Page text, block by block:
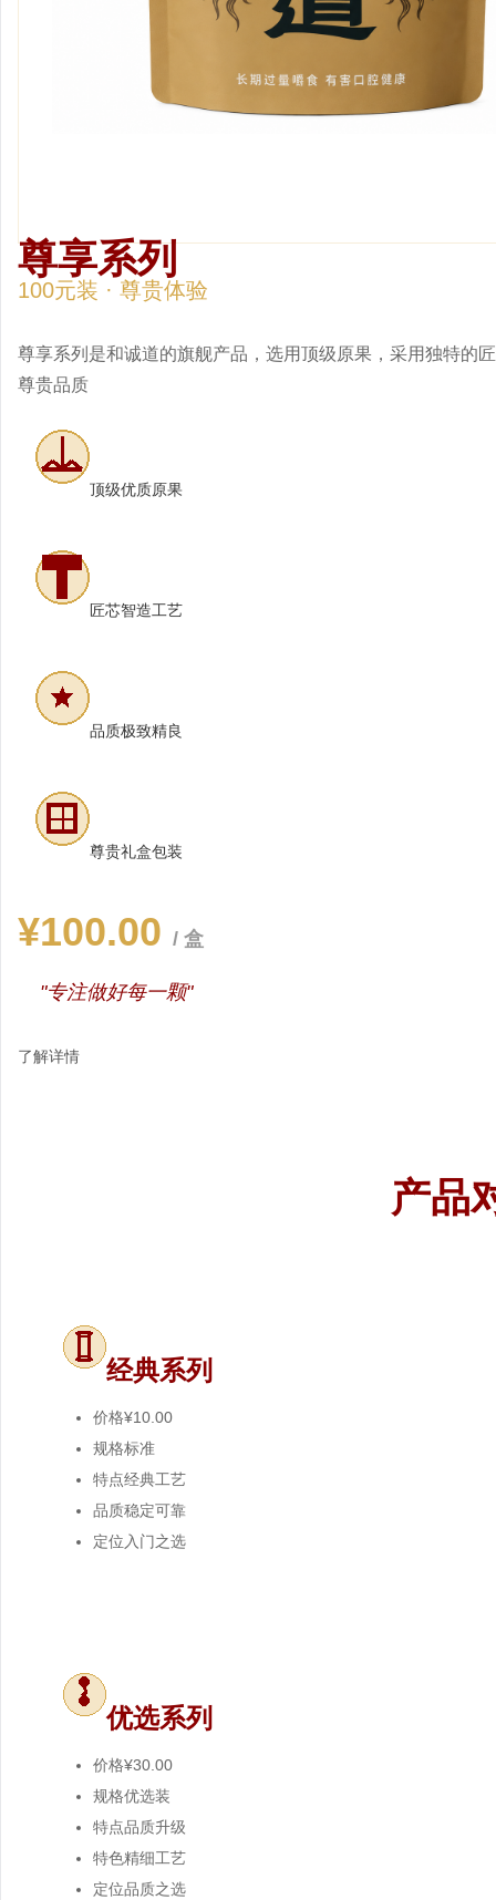
尊享系列
100元装 · 尊贵体验
尊享系列是和诚道的旗舰产品，选用顶级原果，采用独特的
尊贵品质
顶级优质原果
匠芯智造工艺
品质极致精良
尊贵礼盒包装
¥100.00 / 盒
"专注做好每一颗"
了解详情
产品
经典系列
价格¥10.00
规格标准
特点经典工艺
品质稳定可靠
定位入门之选
优选系列
价格¥30.00
规格优选装
特点品质升级
特色精细工艺
定位品质之选